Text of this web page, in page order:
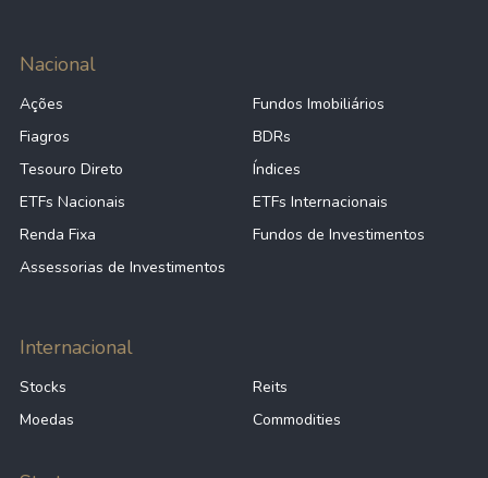
Nacional
Ações
Fundos Imobiliários
Fiagros
BDRs
Tesouro Direto
Índices
ETFs Nacionais
ETFs Internacionais
Renda Fixa
Fundos de Investimentos
Assessorias de Investimentos
Internacional
Stocks
Reits
Moedas
Commodities